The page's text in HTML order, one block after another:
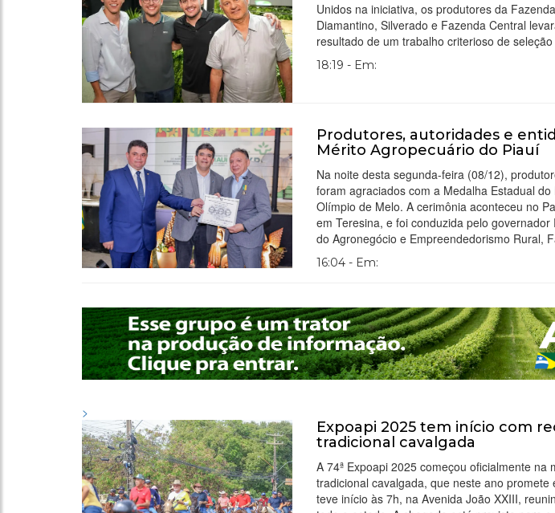
Unidos na iniciativa, os produtores da
Diamantino, Silverado e Fazenda Central
resultado de um trabalho criterioso de
18:19 - Em:
Produtores, autoridades e
Mérito Agropecuário do Piauí
Na noite desta segunda-feira (08/12),
foram agraciados com a Medalha Estadual
Olímpio de Melo. A cerimônia aconteceu no
em Teresina, e foi conduzida pelo
do Agronegócio e Empreendedorismo Rural,
16:04 - Em:
>
Expoapi 2025 tem início com
tradicional cavalgada
A 74ª Expoapi 2025 começou oficialmente
tradicional cavalgada, que neste ano
teve início às 7h, na Avenida João XXIII,